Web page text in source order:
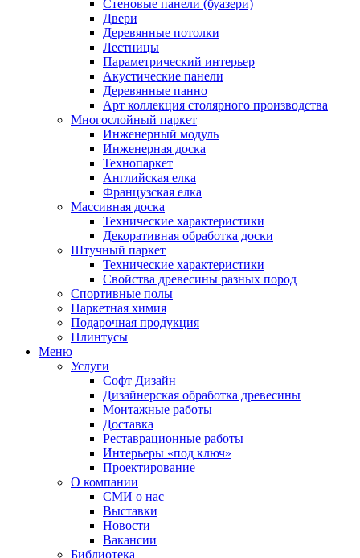
Стеновые панели (буазери)
Двери
Деревянные потолки
Лестницы
Параметрический интерьер
Акустические панели
Деревянные панно
Арт коллекция столярного производства
Многослойный паркет
Инженерный модуль
Инженерная доска
Технопаркет
Английская елка
Французская елка
Массивная доска
Технические характеристики
Декоративная обработка доски
Штучный паркет
Технические характеристики
Свойства древесины разных пород
Спортивные полы
Паркетная химия
Подарочная продукция
Плинтусы
Меню
Услуги
Софт Дизайн
Дизайнерская обработка древесины
Монтажные работы
Доставка
Реставрационные работы
Интерьеры «под ключ»
Проектирование
О компании
СМИ о нас
Выставки
Новости
Вакансии
Библиотека